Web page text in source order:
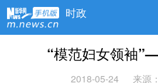
时政
“模范妇女领袖
2018-05-24 来源：